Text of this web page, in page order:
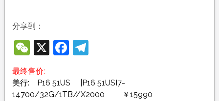
分享到：
WeChat
X Facebook
Telegram
最终售价:
美行: P16 51US |P16 51USI7-
14700/32G/1TB//X2000 ￥15990